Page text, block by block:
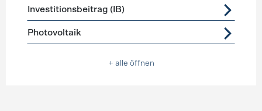
Investitionsbeitrag (IB)
Photovoltaik
+ alle öffnen